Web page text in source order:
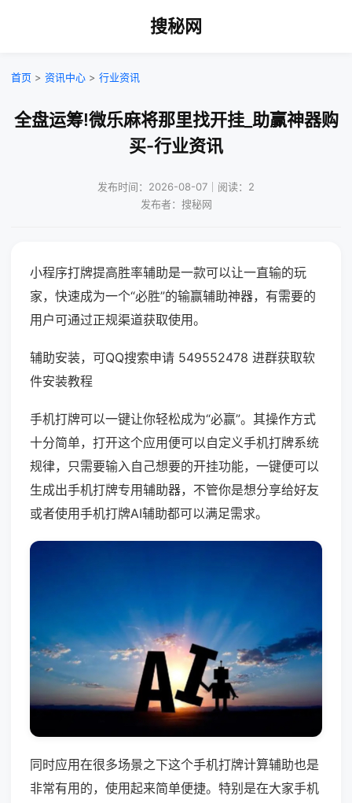
搜秘网
首页 > 资讯中心 > 行业资讯
全盘运筹!微乐麻将那里找开挂_助赢神器购
买-行业资讯
发布时间：2026-08-07｜阅读：2
发布者：搜秘网
小程序打牌提高胜率辅助是一款可以让一直输的玩
家，快速成为一个“必胜”的输赢辅助神器，有需要的
用户可通过正规渠道获取使用。
辅助安装，可QQ搜索申请 549552478 进群获取软
件安装教程
手机打牌可以一键让你轻松成为“必赢”。其操作方式
十分简单，打开这个应用便可以自定义手机打牌系统
规律，只需要输入自己想要的开挂功能，一键便可以
生成出手机打牌专用辅助器，不管你是想分享给好友
或者使用手机打牌AI辅助都可以满足需求。
同时应用在很多场景之下这个手机打牌计算辅助也是
非常有用的，使用起来简单便捷。特别是在大家手机